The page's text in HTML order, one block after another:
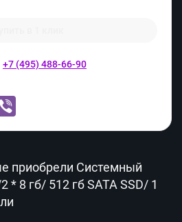
+7 (495) 488-66-90
приобрели Системный
* 8 гб/ 512 гб SATA SSD/ 1